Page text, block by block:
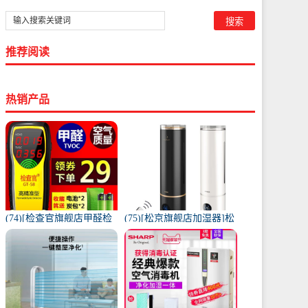
推荐阅读
热销产品
(74)[检查官旗舰店甲醛检
测仪]检查官甲醛检测仪家
用试纸月销量9997件仅售
(75)[松京旗舰店加湿器]松
京HU61智能落地式加月销
量995件仅售139.9元